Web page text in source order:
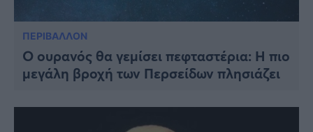
ΠΕΡΙΒΑΛΛΟΝ
Ο ουρανός θα γεμίσει πεφταστέρια: Η πιο
μεγάλη βροχή των Περσείδων πλησιάζει